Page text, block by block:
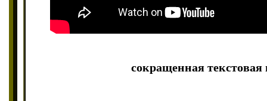
сокращенная текстовая